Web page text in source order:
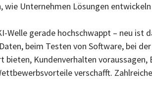
wie Unternehmen Lösungen
Welle gerade hochschwappt – neu
beim Testen von Software, bei
bieten, Kundenverhalten
verschafft.